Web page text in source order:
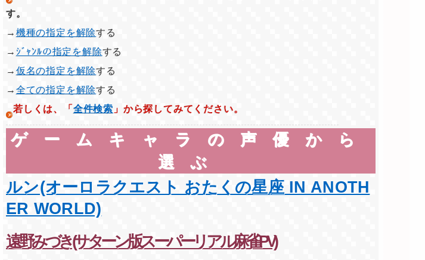
す。
→ 機種の指定を解除する
→ ｼﾞｬﾝﾙの指定を解除する
→ 仮名の指定を解除する
→ 全ての指定を解除する
若しくは、「 全件検索 」から探してみてください。
ゲームキャラの声優から
選ぶ
ルン(オーロラクエスト おたくの星座 IN ANOTH
ER WORLD)
遠野みづき(サターン版スーパーリアル麻雀PV)